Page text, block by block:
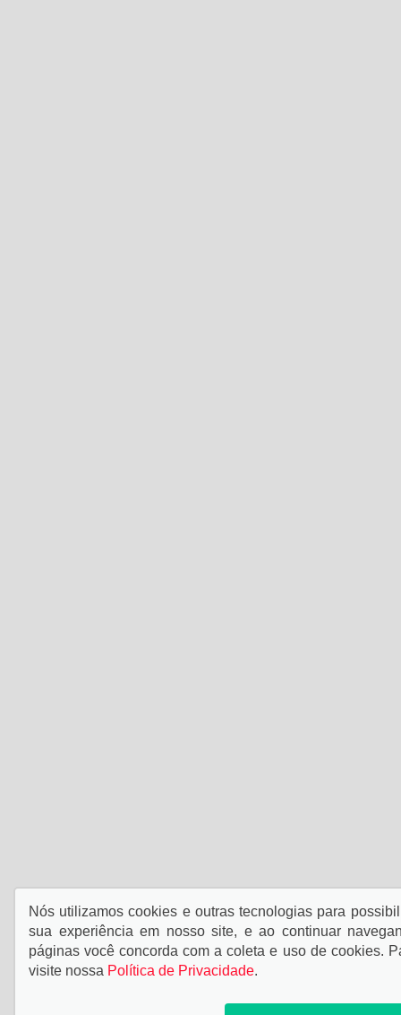
Nós utilizamos cookies e outras tecnologias para
sua experiência em nosso site, e ao continuar
páginas você concorda com a coleta e uso de cookies.
visite nossa Política de Privacidade.